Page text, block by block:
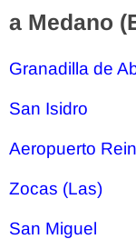
a Medano
Granadilla de
San Isidro
Aeropuerto
Zocas (Las)
San Miguel